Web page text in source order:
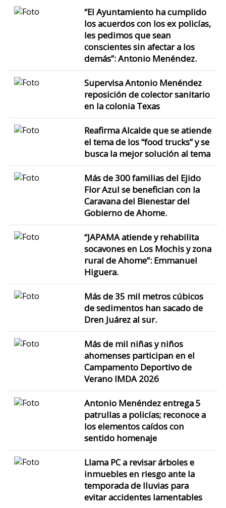
“El Ayuntamiento ha cumplido
los acuerdos con los ex policías,
les pedimos que sean
conscientes sin afectar a los
demás”: Antonio Menéndez.
Supervisa Antonio Menéndez
reposición de colector sanitario
en la colonia Texas
Reafirma Alcalde que se atiende
el tema de los “food trucks” y se
busca la mejor solución al tema
Más de 300 familias del Ejido
Flor Azul se benefician con la
Caravana del Bienestar del
Gobierno de Ahome.
“JAPAMA atiende y rehabilita
socavones en Los Mochis y zona
rural de Ahome”: Emmanuel
Higuera.
Más de 35 mil metros cúbicos
de sedimentos han sacado de
Dren Juárez al sur.
Más de mil niñas y niños
ahomenses participan en el
Campamento Deportivo de
Verano IMDA 2026
Antonio Menéndez entrega 5
patrullas a policías; reconoce a
los elementos caídos con
sentido homenaje
Llama PC a revisar árboles e
inmuebles en riesgo ante la
temporada de lluvias para
evitar accidentes lamentables